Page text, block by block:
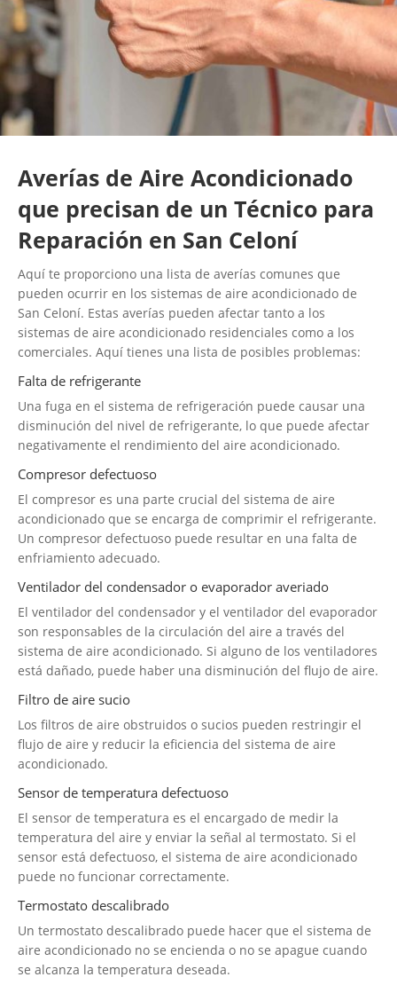
Averías de Aire Acondicionado
que precisan de un Técnico para
Reparación en San Celoní
Aquí te proporciono una lista de averías comunes que
pueden ocurrir en los sistemas de aire acondicionado de
San Celoní. Estas averías pueden afectar tanto a los
sistemas de aire acondicionado residenciales como a los
comerciales. Aquí tienes una lista de posibles problemas:
Falta de refrigerante
Una fuga en el sistema de refrigeración puede causar una
disminución del nivel de refrigerante, lo que puede afectar
negativamente el rendimiento del aire acondicionado.
Compresor defectuoso
El compresor es una parte crucial del sistema de aire
acondicionado que se encarga de comprimir el refrigerante.
Un compresor defectuoso puede resultar en una falta de
enfriamiento adecuado.
Ventilador del condensador o evaporador averiado
El ventilador del condensador y el ventilador del evaporador
son responsables de la circulación del aire a través del
sistema de aire acondicionado. Si alguno de los ventiladores
está dañado, puede haber una disminución del flujo de aire.
Filtro de aire sucio
Los filtros de aire obstruidos o sucios pueden restringir el
flujo de aire y reducir la eficiencia del sistema de aire
acondicionado.
Sensor de temperatura defectuoso
El sensor de temperatura es el encargado de medir la
temperatura del aire y enviar la señal al termostato. Si el
sensor está defectuoso, el sistema de aire acondicionado
puede no funcionar correctamente.
Termostato descalibrado
Un termostato descalibrado puede hacer que el sistema de
aire acondicionado no se encienda o no se apague cuando
se alcanza la temperatura deseada.